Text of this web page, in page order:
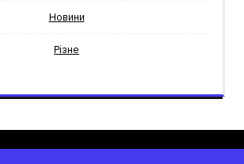
Новини
Різне